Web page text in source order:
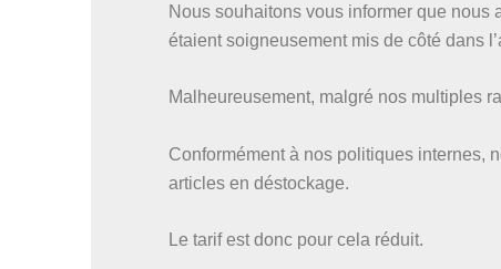
Nous souhaitons vous informer que nous
étaient soigneusement mis de côté dans
Malheureusement, malgré nos multiples
Conformément à nos politiques internes,
articles en déstockage.
Le tarif est donc pour cela réduit.